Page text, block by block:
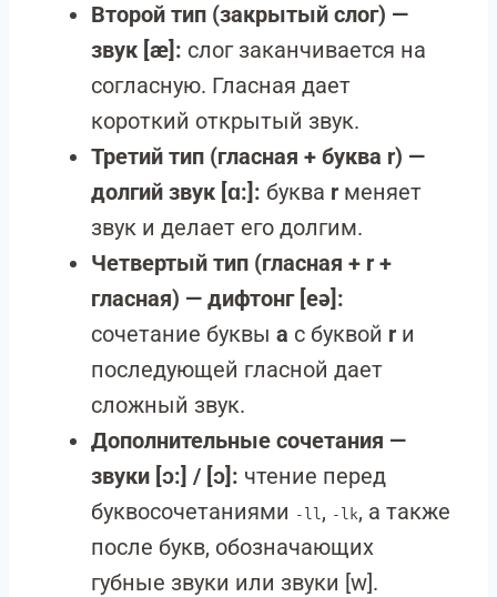
Второй тип (закрытый слог) —
звук [æ]: слог заканчивается на
согласную. Гласная дает
короткий открытый звук.
Третий тип (гласная + буква r) —
долгий звук [ɑ:]: буква r меняет
звук и делает его долгим.
Четвертый тип (гласная + r +
гласная) — дифтонг [eə]:
сочетание буквы a с буквой r и
последующей гласной дает
сложный звук.
Дополнительные сочетания —
звуки [ɔ:] / [ɔ]: чтение перед
буквосочетаниями -ll, -lk, а также
после букв, обозначающих
губные звуки или звуки [w].